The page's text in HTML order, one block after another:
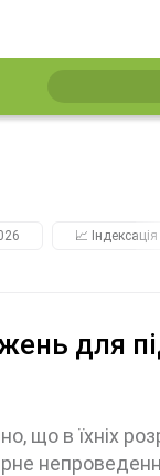
📈 Індексація
для
що в їхніх